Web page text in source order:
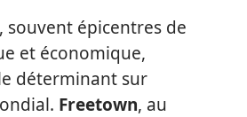
souvent épicentres de
et économique,
déterminant sur
Freetown, au